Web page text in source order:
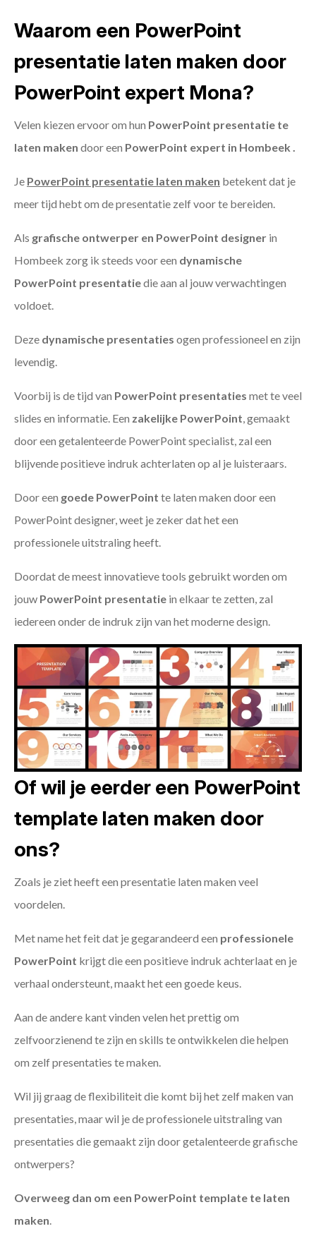
Waarom een PowerPoint
presentatie laten maken door
PowerPoint expert Mona?
Velen kiezen ervoor om hun PowerPoint presentatie te
laten maken door een PowerPoint expert in Hombeek .
Je PowerPoint presentatie laten maken betekent dat je
meer tijd hebt om de presentatie zelf voor te bereiden.
Als grafische ontwerper en PowerPoint designer in
Hombeek zorg ik steeds voor een dynamische
PowerPoint presentatiedie aan al jouw verwachtingen
voldoet.
Deze dynamische presentaties ogen professioneel en zijn
levendig.
Voorbij is de tijd van PowerPoint presentaties met te veel
slides en informatie. Een zakelijke PowerPoint, gemaakt
door een getalenteerde PowerPoint specialist, zal een
blijvende positieve indruk achterlaten op al je luisteraars.
Door een goede PowerPoint te laten maken door een
PowerPoint designer, weet je zeker dat het een
professionele uitstraling heeft.
Doordat de meest innovatieve tools gebruikt worden om
jouw PowerPoint presentatie in elkaar te zetten, zal
iedereen onder de indruk zijn van het moderne design.
Of wil je eerder een PowerPoint
template laten maken door
ons?
Zoals je ziet heeft een presentatie laten maken veel
voordelen.
Met name het feit dat je gegarandeerd een professionele
PowerPoint krijgt die een positieve indruk achterlaat en je
verhaal ondersteunt, maakt het een goede keus.
Aan de andere kant vinden velen het prettig om
zelfvoorzienend te zijn en skills te ontwikkelen die helpen
om zelf presentaties te maken.
Wil jij graag de flexibiliteit die komt bij het zelf maken van
presentaties, maar wil je de professionele uitstraling van
presentaties die gemaakt zijn door getalenteerde grafische
ontwerpers?
Overweeg dan om een PowerPoint template te laten
maken.